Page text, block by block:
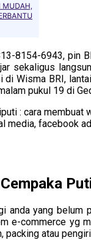
8154-6943, pin
sekaligus
Wisma BRI,
pukul 19 di
: cara
facebook
yang
commerce yg
atau